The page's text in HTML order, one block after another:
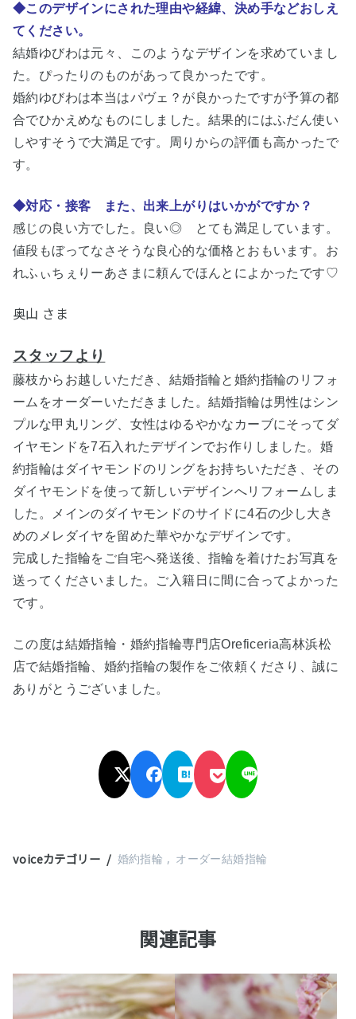
◆このデザインにされた理由や経緯、決め手などおしえ
てください。
結婚ゆびわは元々、このようなデザインを求めていまし
た。ぴったりのものがあって良かったです。
婚約ゆびわは本当はパヴェ？が良かったですが予算の都
合でひかえめなものにしました。結果的にはふだん使い
しやすそうで大満足です。周りからの評価も高かったで
す。
◆対応・接客 また、出来上がりはいかがですか？
感じの良い方でした。良い◎ とても満足しています。
値段もぼってなさそうな良心的な価格とおもいます。お
れふぃちぇりーあさまに頼んでほんとによかったです♡
奥山 さま
スタッフより
藤枝からお越しいただき、結婚指輪と婚約指輪のリフォ
ームをオーダーいただきました。結婚指輪は男性はシン
プルな甲丸リング、女性はゆるやかなカーブにそってダ
イヤモンドを7石入れたデザインでお作りしました。婚
約指輪はダイヤモンドのリングをお持ちいただき、その
ダイヤモンドを使って新しいデザインへリフォームしま
した。メインのダイヤモンドのサイドに4石の少し大き
めのメレダイヤを留めた華やかなデザインです。
完成した指輪をご自宅へ発送後、指輪を着けたお写真を
送ってくださいました。ご入籍日に間に合ってよかった
です。
この度は結婚指輪・婚約指輪専門店Oreficeria高林浜松
店で結婚指輪、婚約指輪の製作をご依頼くださり
、誠に
ありがとうございました。
voiceカテゴリー 婚約指輪 オーダー結婚指輪
関連記事